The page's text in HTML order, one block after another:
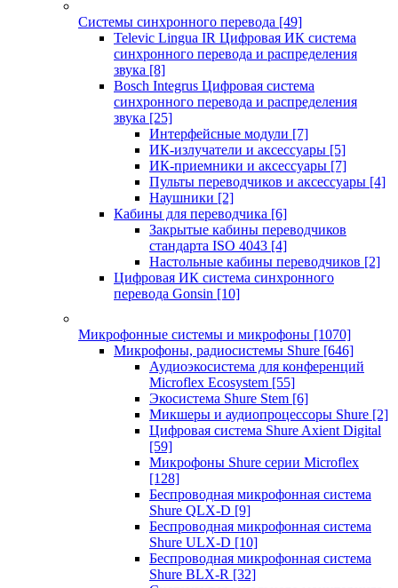
Системы синхронного перевода [49]
Televic Lingua IR Цифровая ИК система
синхронного перевода и распределения
звука [8]
Bosch Integrus Цифровая система
синхронного перевода и распределения
звука [25]
Интерфейсные модули [7]
ИК-излучатели и аксессуары [5]
ИК-приемники и аксессуары [7]
Пульты переводчиков и аксессуары [4]
Наушники [2]
Кабины для переводчика [6]
Закрытые кабины переводчиков
стандарта ISO 4043 [4]
Настольные кабины переводчиков [2]
Цифровая ИК система синхронного
перевода Gonsin [10]
Микрофонные системы и микрофоны [1070]
Микрофоны, радиосистемы Shure [646]
Аудиоэкосистема для конференций
Microflex Ecosystem [55]
Экосистема Shure Stem [6]
Микшеры и аудиопроцессоры Shure [2]
Цифровая система Shure Axient Digital
[59]
Микрофоны Shure серии Microflex
[128]
Беспроводная микрофонная система
Shure QLX-D [9]
Беспроводная микрофонная система
Shure ULX-D [10]
Беспроводная микрофонная система
Shure BLX-R [32]